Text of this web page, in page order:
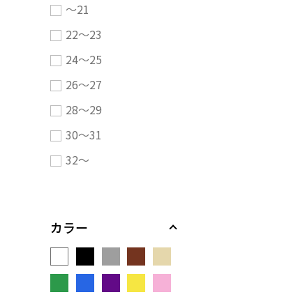
～21
22～23
24～25
26～27
28～29
30～31
32～
カラー